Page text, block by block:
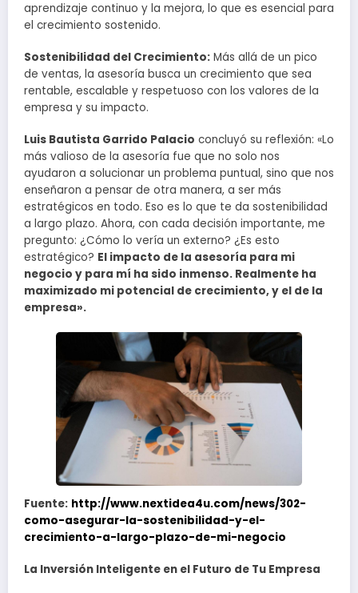
aprendizaje continuo y la mejora, lo que es esencial para
el crecimiento sostenido.
Sostenibilidad del Crecimiento: Más allá de un pico
de ventas, la asesoría busca un crecimiento que sea
rentable, escalable y respetuoso con los valores de la
empresa y su impacto.
Luis Bautista Garrido Palacio concluyó su reflexión: «Lo
más valioso de la asesoría fue que no solo nos
ayudaron a solucionar un problema puntual, sino que nos
enseñaron a pensar de otra manera, a ser más
estratégicos en todo. Eso es lo que te da sostenibilidad
a largo plazo. Ahora, con cada decisión importante, me
pregunto: ¿Cómo lo vería un externo? ¿Es esto
estratégico? El impacto de la asesoría para mi
negocio y para mí ha sido inmenso. Realmente ha
maximizado mi potencial de crecimiento, y el de la
empresa».
Fuente: http://www.nextidea4u.com/news/302-
como-asegurar-la-sostenibilidad-y-el-
crecimiento-a-largo-plazo-de-mi-negocio
La Inversión Inteligente en el Futuro de Tu Empresa